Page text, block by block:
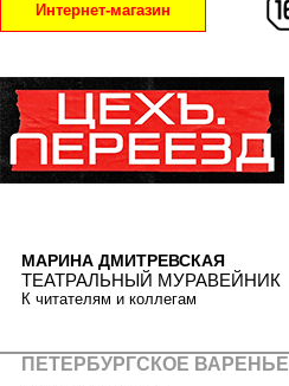
Интернет-магазин
МАРИНА ДМИТРЕВСКАЯ
ТЕАТРАЛЬНЫЙ МУРАВЕЙНИК
К читателям и коллегам
ПЕТЕРБУРГСКОЕ ВАРЕНЬЕ